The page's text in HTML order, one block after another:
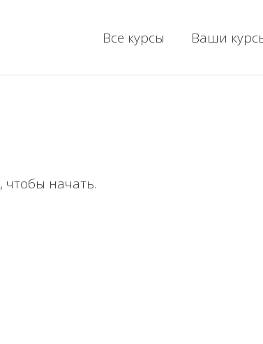
Все курсы Ваши
, чтобы начать.